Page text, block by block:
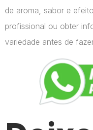
de aroma, sabor e
profissional ou obter
variedade antes de